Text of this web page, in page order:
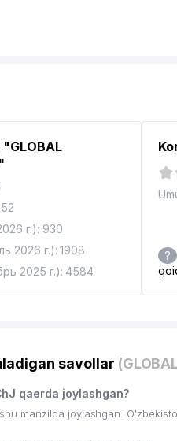
г.): 930
2026 г.): 1908
2025 г.): 4584
?
savollar
qaerda joylashgan?
shu manzilda joylashgan: